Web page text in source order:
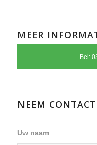
MEER
Bel:
NEEM
Uw naam